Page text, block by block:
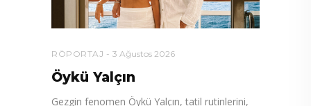
RÖPORTAJ 3 Ağustos 2026
Öykü Yalçın
Gezgin fenomen Öykü Yalçın, tatil rutinlerini,